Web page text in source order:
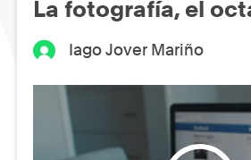
La fotografía, el
Iago Jover Mariño